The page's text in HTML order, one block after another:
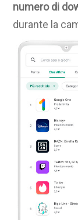
numero di
durante la